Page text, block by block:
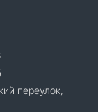
переулок,